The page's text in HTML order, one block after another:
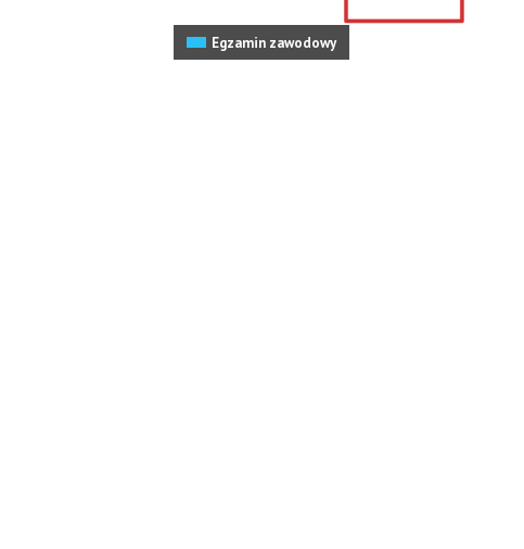
Egzamin zawodowy